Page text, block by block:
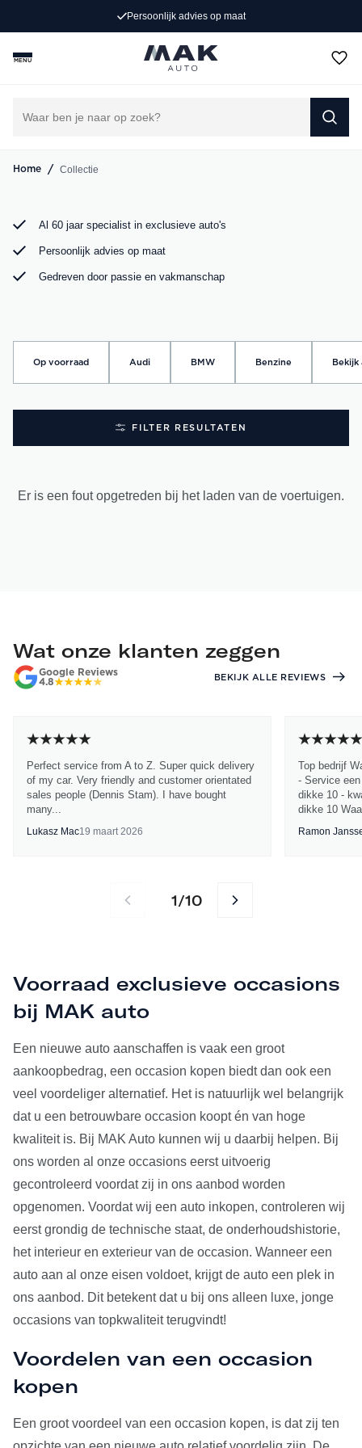
Persoonlijk advies op maat
MENU
Home / Collectie
Exclusieve occasions
Jong gebruikt, grondig gecontroleerd en klaar voor een
nieuw avontuur. Ontdek onze collectie Porsche, Audi,
Al 60 jaar specialist in exclusieve auto's
Persoonlijk advies op maat
Gedreven door passie en vakmanschap
Op voorraad Audi BMW Benzine Bekijk
FILTER RESULTATEN
Er is een fout opgetreden bij het laden van de voertuigen.
Wat onze klanten zeggen
Google Reviews
4.8
BEKIJK ALLE REVIEWS
Perfect service from A to Z. Super quick delivery
of my car. Very friendly and customer orientated
sales people (Dennis Stam). I have bought
many...
Lukasz Mac19 maart 2026
Top bedrijf
- Service
dikke 10 -
dikke 10
Ramon
1/10
Voorraad exclusieve occasions
bij MAK auto
Een nieuwe auto aanschaffen is vaak een groot
aankoopbedrag, een occasion kopen biedt dan ook een
veel voordeliger alternatief. Het is natuurlijk wel belangrijk
dat u een betrouwbare occasion koopt én van hoge
kwaliteit is. Bij MAK Auto kunnen wij u daarbij helpen. Bij
ons worden al onze occasions eerst uitvoerig
gecontroleerd voordat zij in ons aanbod worden
opgenomen. Voordat wij een auto inkopen, controleren wij
eerst grondig de technische staat, de onderhoudshistorie,
het interieur en exterieur van de occasion. Wanneer een
auto aan al onze eisen voldoet, krijgt de auto een plek in
ons aanbod. Dit betekent dat u bij ons alleen luxe, jonge
occasions van topkwaliteit terugvindt!
Voordelen van een occasion
kopen
Een groot voordeel van een occasion kopen, is dat zij ten